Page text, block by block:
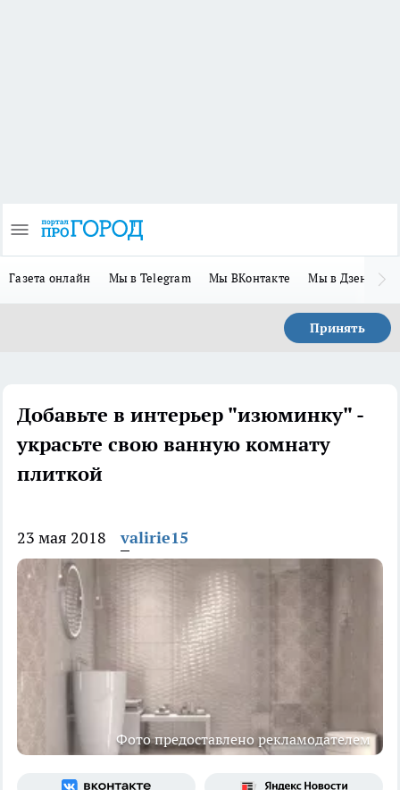
Газета онлайн Мы в Telegram Мы ВКонтакте Мы в Дзене
Принять
Добавьте в интерьер "изюминку" -
украсьте свою ванную комнату
плиткой
23 мая 2018 valirie15
Фото предоставлено рекламодателем